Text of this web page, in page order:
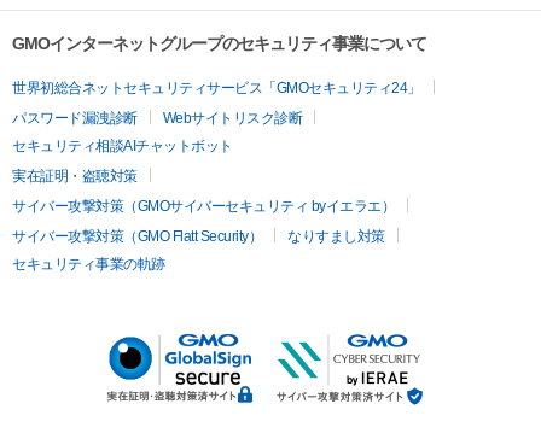
GMOインターネットグループのセキュリティ事業について
世界初総合ネットセキュリティサービス「GMOセキュリティ24」
パスワード漏洩診断
Webサイトリスク診断
セキュリティ相談AIチャットボット
実在証明・盗聴対策
サイバー攻撃対策（GMOサイバーセキュリティ byイエラエ）
サイバー攻撃対策（GMO Flatt Security）
なりすまし対策
セキュリティ事業の軌跡